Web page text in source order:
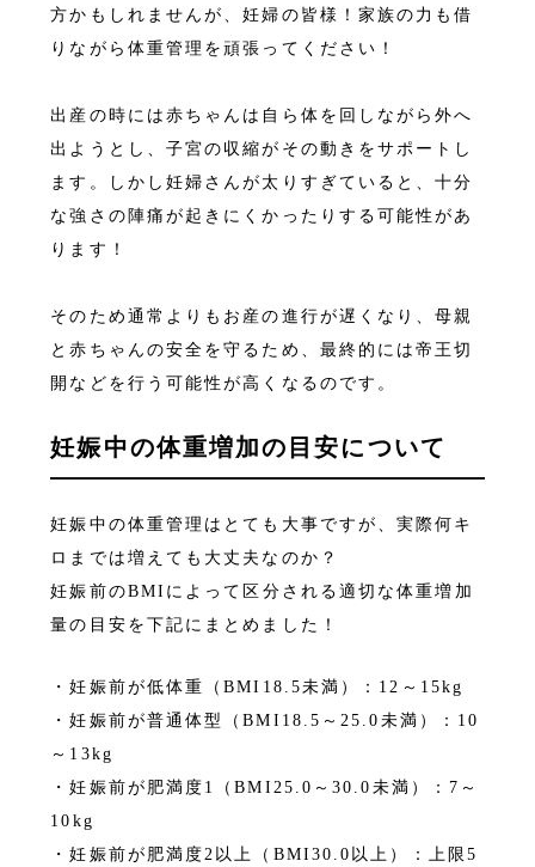
方かもしれませんが、妊婦の皆様！家族の力も借
りながら体重管理を頑張ってください！
出産の時には赤ちゃんは自ら体を回しながら外へ
出ようとし、子宮の収縮がその動きをサポートし
ます。しかし妊婦さんが太りすぎていると、十分
な強さの陣痛が起きにくかったりする可能性があ
ります！
そのため通常よりもお産の進行が遅くなり、母親
と赤ちゃんの安全を守るため、最終的には帝王切
開などを行う可能性が高くなるのです。
妊娠中の体重増加の目安について
妊娠中の体重管理はとても大事ですが、実際何キ
ロまでは増えても大丈夫なのか？
妊娠前のBMIによって区分される適切な体重増加
量の目安を下記にまとめました！
・妊娠前が低体重（BMI18.5未満）：12～15kg
・妊娠前が普通体型（BMI18.5～25.0未満）：10
～13kg
・妊娠前が肥満度1（BMI25.0～30.0未満）：7～
10kg
・妊娠前が肥満度2以上（BMI30.0以上）：上限5